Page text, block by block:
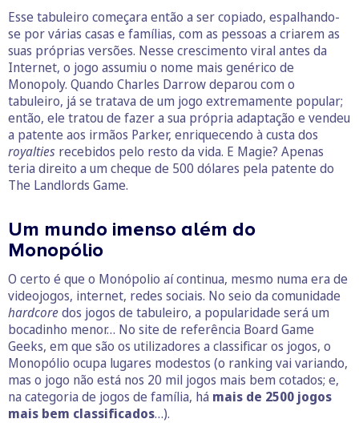
Esse tabuleiro começara então a ser copiado, espalhando-
se por várias casas e famílias, com as pessoas a criarem as
suas próprias versões. Nesse crescimento viral antes da
Internet, o jogo assumiu o nome mais genérico de
Monopoly. Quando Charles Darrow deparou com o
tabuleiro, já se tratava de um jogo extremamente popular;
então, ele tratou de fazer a sua própria adaptação e vendeu
a patente aos irmãos Parker, enriquecendo à custa dos
royalties recebidos pelo resto da vida. E Magie? Apenas
teria direito a um cheque de 500 dólares pela patente do
The Landlords Game.
Um mundo imenso além do
Monopólio
O certo é que o Monópolio aí continua, mesmo numa era de
videojogos, internet, redes sociais. No seio da comunidade
hardcoredos jogos de tabuleiro, a popularidade será um
bocadinho menor… No site de referência Board Game
Geeks, em que são os utilizadores a classificar os jogos, o
Monopólio ocupa lugares modestos (o ranking vai variando,
mas o jogo não está nos 20 mil jogos mais bem cotados; e,
na categoria de jogos de família, há mais de 2500 jogos
mais bem classificados…).